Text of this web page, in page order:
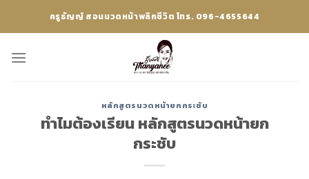
ครูธัญญ์ สอนนวดหน้าพลิกชีวิต โทร. 096-4655644
หลักสูตรนวดหน้ายกกระชับ
ทำไมต้องเรียน หลักสูตรนวดหน้ายก
กระชับ